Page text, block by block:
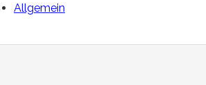
Allgemein